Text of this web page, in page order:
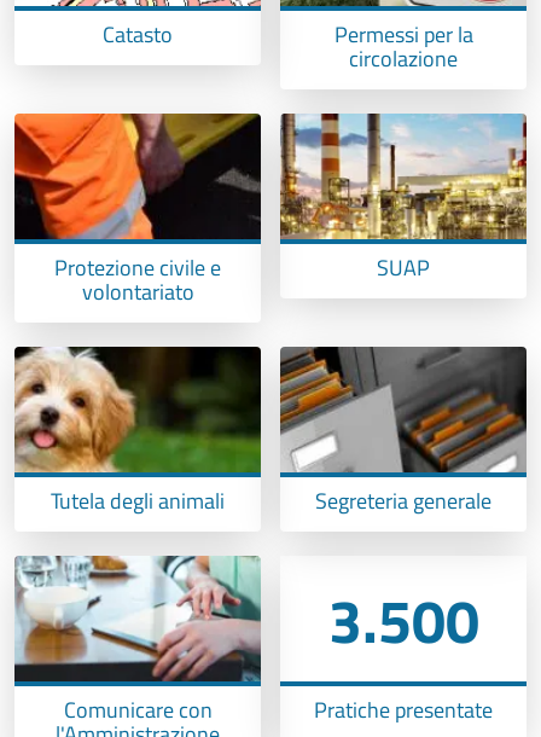
Catasto Permessi per la
circolazione
Protezione civile e
volontariato
SUAP
Tutela degli animali Segreteria generale
Comunicare con
3.500
Pratiche presentate